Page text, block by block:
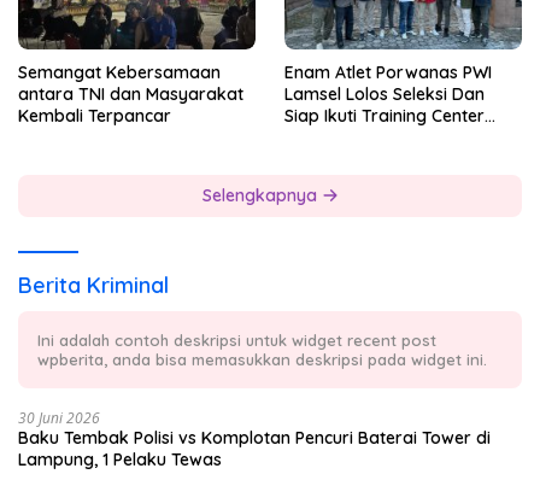
Semangat Kebersamaan
antara TNI dan Masyarakat
Kembali Terpancar
Enam Atlet Porwanas PWI
Lamsel Lolos Seleksi Dan
Siap Ikuti Training Center
Selengkapnya
Berita Kriminal
Ini adalah contoh deskripsi untuk widget recent post
wpberita, anda bisa memasukkan deskripsi pada widget ini.
30 Juni 2026
Baku Tembak Polisi vs Komplotan Pencuri Baterai Tower di
Lampung, 1 Pelaku Tewas